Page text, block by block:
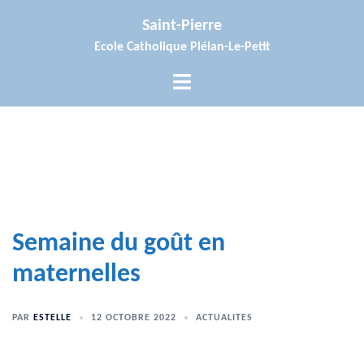
Saint-Pierre
Ecole Catholique Plélan-Le-Petit
Ouvrir/fermer
Semaine du goût en
maternelles
PAR ESTELLE 12 OCTOBRE 2022 ACTUALITES